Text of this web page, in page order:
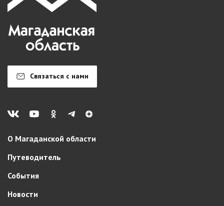
Связаться с нами
О Магаданской области
Путеводитель
События
Новости